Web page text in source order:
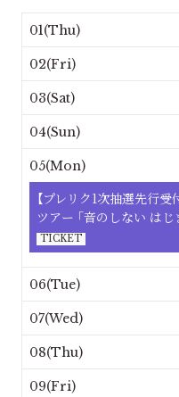
01(Thu)
02(Fri)
03(Sat)
04(Sun)
05(Mon)
【プレリク1次抽選先行
ツアー ｢音のしない は
TICKET
06(Tue)
07(Wed)
08(Thu)
09(Fri)